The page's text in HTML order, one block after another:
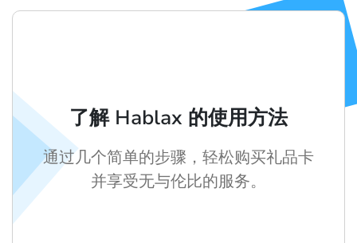
了解 Hablax 的使用方法
通过几个简单的步骤，轻松购买礼品卡
并享受无与伦比的服务。